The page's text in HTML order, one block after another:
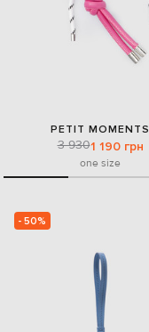
PETIT MOMENTS
3 9301 190 грн
one size
- 50%